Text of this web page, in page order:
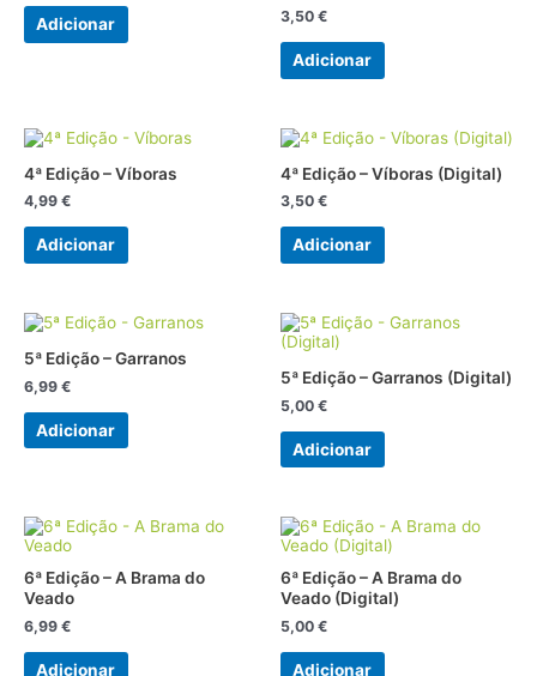
Adicionar 3,50 €
Adicionar
4ª Edição – Víboras
4,99 €
Adicionar
4ª Edição – Víboras (Digital)
3,50 €
Adicionar
5ª Edição – Garranos
6,99 €
Adicionar
5ª Edição – Garranos (Digital)
5,00 €
Adicionar
6ª Edição – A Brama do
Veado
6,99 €
Adicionar
6ª Edição – A Brama do
Veado (Digital)
5,00 €
Adicionar